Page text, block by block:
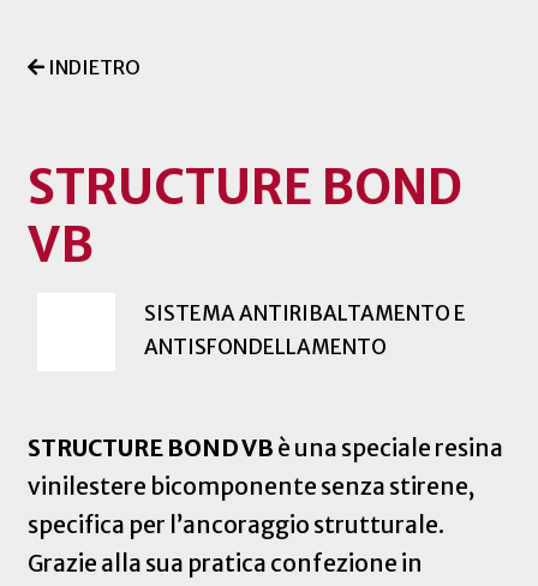
INDIETRO
STRUCTURE BOND
VB
SISTEMA ANTIRIBALTAMENTO E
ANTISFONDELLAMENTO
STRUCTURE BOND VB è una speciale resina
vinilestere bicomponente senza stirene,
specifica per l’ancoraggio strutturale.
Grazie alla sua pratica confezione in